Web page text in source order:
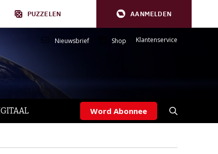
PUZZELEN AANMELDEN
Nieuwsbrief Shop Klantenservice
Word Abonnee